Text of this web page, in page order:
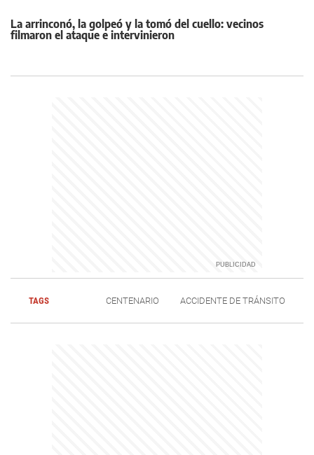
La arrinconó, la golpeó y la tomó del cuello: vecinos
filmaron el ataque e intervinieron
TAGS CENTENARIO ACCIDENTE DE TRÁNSITO